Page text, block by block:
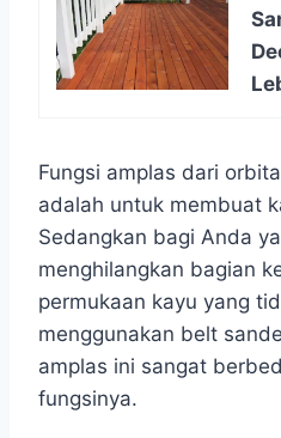
Fungsi amplas dari
adalah untuk membuat
Sedangkan bagi Anda
menghilangkan bagian
permukaan kayu yang
menggunakan belt
amplas ini sangat
fungsinya.